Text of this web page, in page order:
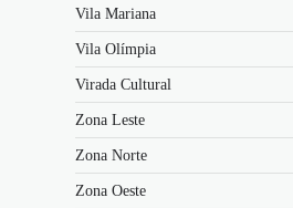
Vila Mariana
Vila Olímpia
Virada Cultural
Zona Leste
Zona Norte
Zona Oeste